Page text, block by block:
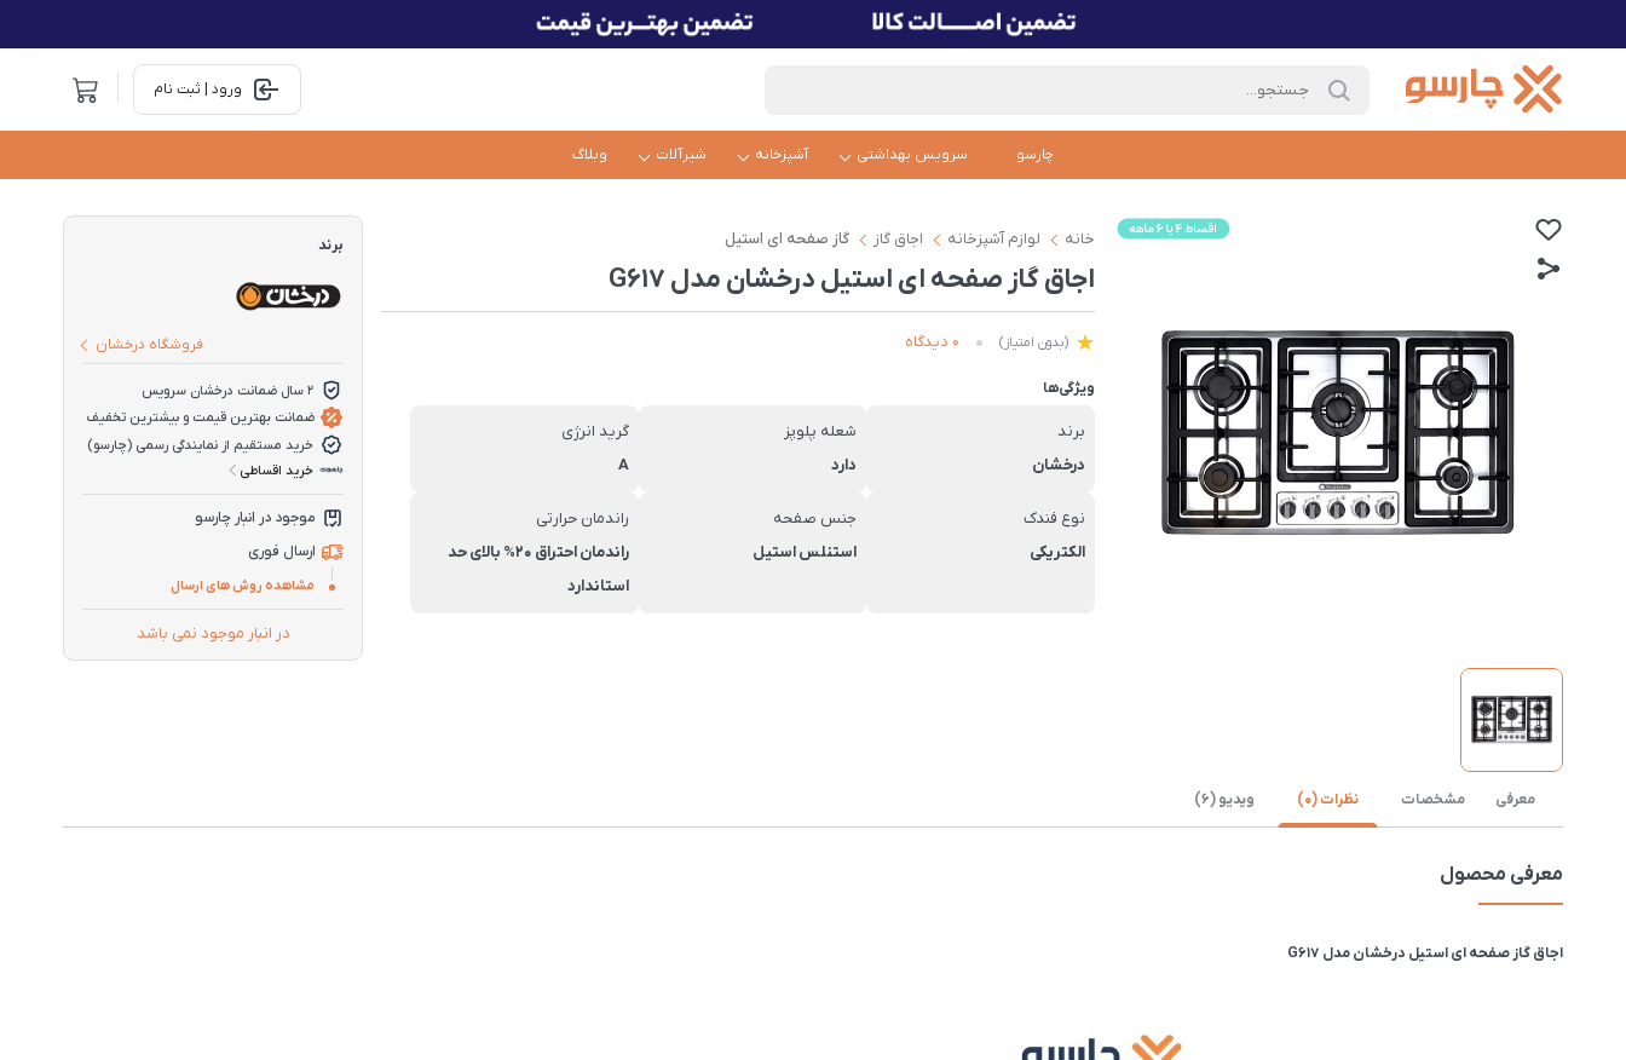
ورود | ثبت نام
چارسو سرویس بهداشتی آشپزخانه شیرآلات وبلاگ
خانه لوازم آشپزخانه اجاق گاز گاز صفحه ای استیل
اجاق گاز صفحه ای استیل درخشان مدل G617
(بدون امتیاز) 0 دیدگاه
ویژگی‌ها
برند
درخشان
شعله پلوپز
دارد
گرید انرژی
A
نوع فندک
الکتریکی
جنس صفحه
استنلس استیل
راندمان حرارتی
راندمان احتراق 20% بالای حد
استاندارد
برند
فروشگاه درخشان
2 سال ضمانت درخشان سرویس
ضمانت بهترین قیمت و بیشترین تخفیف
خرید مستقیم از نمایندگی رسمی (چارسو)
خرید اقساطی
موجود در انبار چارسو
ارسال فوری
مشاهده روش های ارسال
در انبار موجود نمی باشد
معرفی مشخصات نظرات (0) ویدیو (6)
معرفی محصول
اجاق گاز صفحه ای استیل درخشان مدل G617